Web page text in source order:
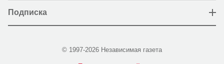
Подписка
© 1997-2026 Независимая газета